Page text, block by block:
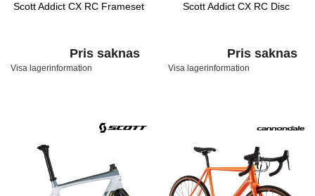
Scott Addict CX RC Frameset
Pris saknas
Visa lagerinformation
Scott Addict CX RC Disc
Pris saknas
Visa lagerinformation